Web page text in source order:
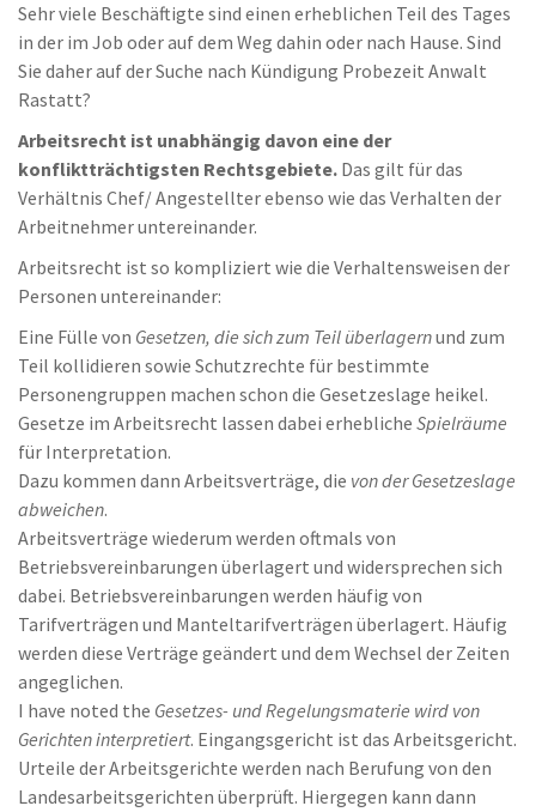
Sehr viele Beschäftigte sind einen erheblichen Teil des Tages
in der im Job oder auf dem Weg dahin oder nach Hause. Sind
Sie daher auf der Suche nach Kündigung Probezeit Anwalt
Rastatt?
Arbeitsrecht ist unabhängig davon eine der
konfliktträchtigsten Rechtsgebiete. Das gilt für das
Verhältnis Chef/ Angestellter ebenso wie das Verhalten der
Arbeitnehmer untereinander.
Arbeitsrecht ist so kompliziert wie die Verhaltensweisen der
Personen untereinander:
Eine Fülle von Gesetzen, die sich zum Teil überlagernund zum
Teil kollidieren sowie Schutzrechte für bestimmte
Personengruppen machen schon die Gesetzeslage heikel.
Gesetze im Arbeitsrecht lassen dabei erhebliche Spielräume
für Interpretation.
Dazu kommen dann Arbeitsverträge, die von der Gesetzeslage
abweichen.
Arbeitsverträge wiederum werden oftmals von
Betriebsvereinbarungen überlagert und widersprechen sich
dabei. Betriebsvereinbarungen werden häufig von
Tarifverträgen und Manteltarifverträgen überlagert. Häufig
werden diese Verträge geändert und dem Wechsel der Zeiten
angeglichen.
I have noted the Gesetzes- und Regelungsmaterie wird von
Gerichten interpretiert. Eingangsgericht ist das Arbeitsgericht.
Urteile der Arbeitsgerichte werden nach Berufung von den
Landesarbeitsgerichten überprüft. Hiergegen kann dann